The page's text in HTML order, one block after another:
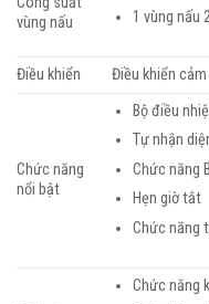
vùng nấu
1 vùng nấu
Điều khiển Điều khiển
Chức năng
nổi bật
Bộ điều
Tự nhận
Chức năng
Hẹn giờ tắt
Chức năng
Chức năng